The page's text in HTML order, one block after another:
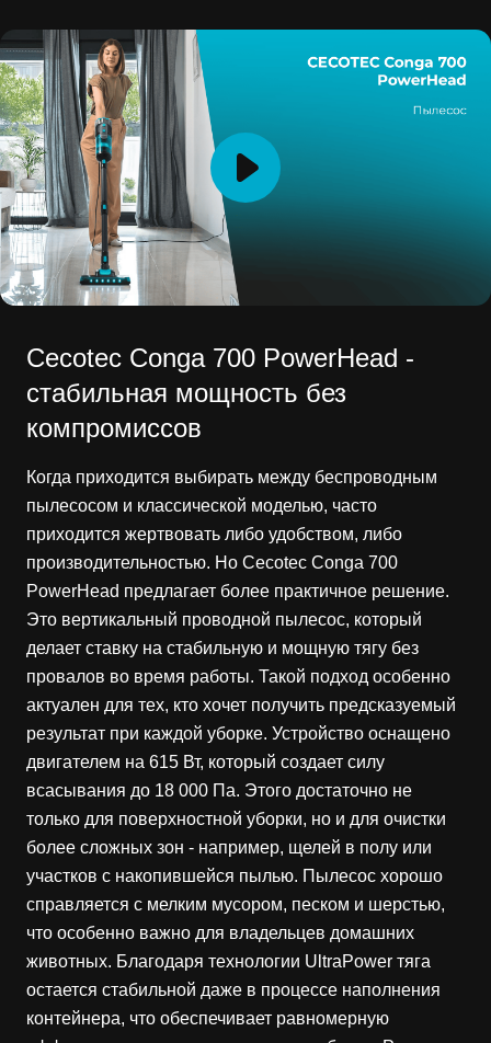
Cecotec Conga 700 PowerHead -
стабильная мощность без
компромиссов
Когда приходится выбирать между беспроводным
пылесосом и классической моделью, часто
приходится жертвовать либо удобством, либо
производительностью. Но Cecotec Conga 700
PowerHead предлагает более практичное решение.
Это вертикальный проводной пылесос, который
делает ставку на стабильную и мощную тягу без
провалов во время работы. Такой подход особенно
актуален для тех, кто хочет получить предсказуемый
результат при каждой уборке. Устройство оснащено
двигателем на 615 Вт, который создает силу
всасывания до 18 000 Па. Этого достаточно не
только для поверхностной уборки, но и для очистки
более сложных зон - например, щелей в полу или
участков с накопившейся пылью. Пылесос хорошо
справляется с мелким мусором, песком и шерстью,
что особенно важно для владельцев домашних
животных. Благодаря технологии UltraPower тяга
остается стабильной даже в процессе наполнения
контейнера, что обеспечивает равномерную